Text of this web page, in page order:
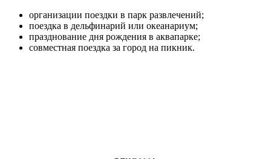
организации поездки в парк развлечений;
поездка в дельфинарий или океанариум;
празднование дня рождения в аквапарке;
совместная поездка за город на пикник.